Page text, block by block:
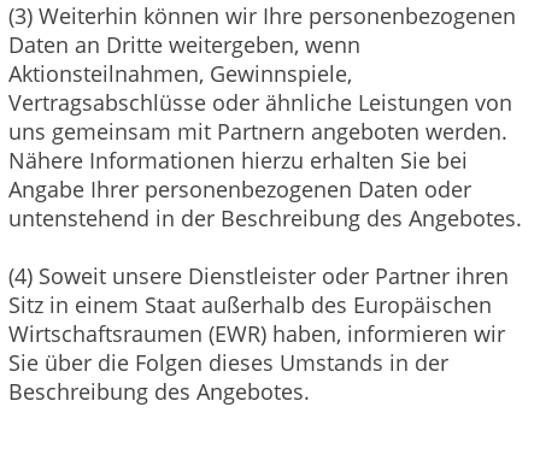
(3) Weiterhin können wir Ihre personenbezogenen
Daten an Dritte weitergeben, wenn
Aktionsteilnahmen, Gewinnspiele,
Vertragsabschlüsse oder ähnliche Leistungen von
uns gemeinsam mit Partnern angeboten werden.
Nähere Informationen hierzu erhalten Sie bei
Angabe Ihrer personenbezogenen Daten oder
untenstehend in der Beschreibung des Angebotes.
(4) Soweit unsere Dienstleister oder Partner ihren
Sitz in einem Staat außerhalb des Europäischen
Wirtschaftsraumen (EWR) haben, informieren wir
Sie über die Folgen dieses Umstands in der
Beschreibung des Angebotes.